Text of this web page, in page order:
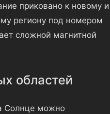
приковано к новому и
региону под номером
сложной магнитной
областей
Солнце можно